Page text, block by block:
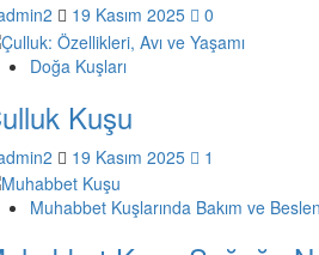
19 Kasım 2025 0
Doğa Kuşları
Kuşu
19 Kasım 2025 1
Muhabbet Kuşlarında Bakım ve